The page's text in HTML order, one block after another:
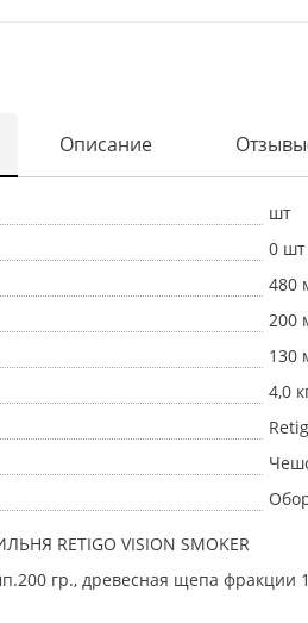
Описание
шт
0 шт
480
200
130
4,0
RETIGO VISION SMOKER
гр., древесная щепа фракции